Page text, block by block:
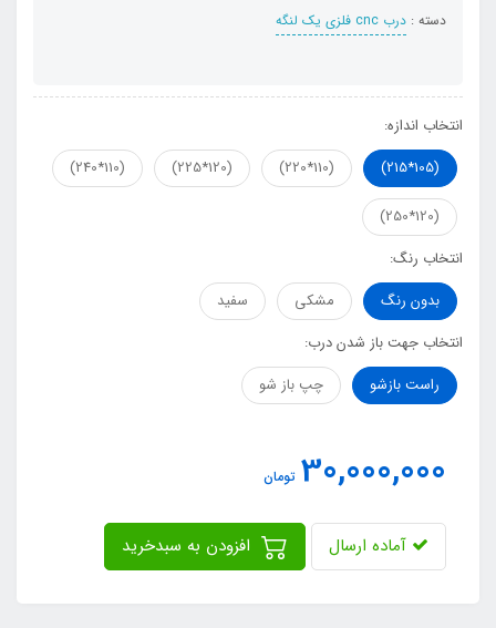
دسته : درب cnc فلزی یک لنگه
انتخاب اندازه:
(105*215)
(110*220)
(120*225)
(110*240)
(120*250)
انتخاب رنگ:
بدون رنگ
مشکی
سفید
انتخاب جهت باز شدن درب:
راست بازشو
چپ باز شو
30,000,000 تومان
آماده ارسال